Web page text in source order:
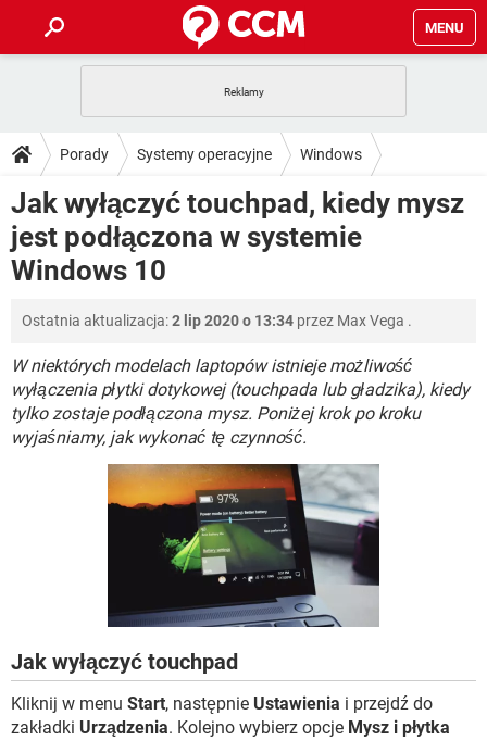
MENU
GRY WHATSAPP
SPOTIFY NETFLIX
INSTAGRAM FACEBOOK
WINDOWS 10
PORADY
PlayStation TIKTOK
GRY WHATSAPP
SPOTIFY NETFLIX
WINDOWS 10
DO POBRANIA
ANDROID TIKTOK
GRY
WINDOWS 10
FORUM
GRY WHATSAPP
SPOTIFY NETFLIX
INSTAGRAM FACEBOOK
WINDOWS 10
GRY WHATSAPP
SPOTIFY NETFLIX
Porady Systemy operacyjne Windows
Windows 10
Jak wyłączyć touchpad, kiedy mysz
jest podłączona w systemie
Windows 10
Ostatnia aktualizacja:2 lip 2020 o 13:34 przez Max Vega .
W niektórych modelach laptopów istnieje możliwość
wyłączenia płytki dotykowej (touchpada lub gładzika), kiedy
tylko zostaje podłączona mysz. Poniżej krok po kroku
wyjaśniamy, jak wykonać tę czynność.
Jak wyłączyć touchpad
Kliknij w menu Start, następnie Ustawienia i przejdź do
zakładki Urządzenia. Kolejno wybierz opcje Mysz i płytka